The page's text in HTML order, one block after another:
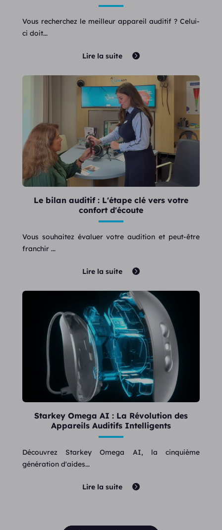
Vous recherchez le meilleur appareil auditif ? Celui-
ci doit...
Lire la suite
Le bilan auditif : L'étape clé vers votre
confort d'écoute
Vous souhaitez évaluer votre audition et peut-être
franchir ...
Lire la suite
Starkey Omega AI : La Révolution des
Appareils Auditifs Intelligents
Découvrez Starkey Omega AI, la cinquième
génération d'aides...
Lire la suite